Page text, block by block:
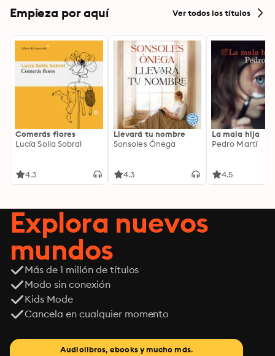
Empieza por aquí Ver todos los títulos
Comerás flores
Lucía Solla Sobral
4.3
Llevará tu nombre
Sonsoles Ónega
4.3
La mala hija
Pedro Martí
4.5
Explora nuevos
mundos
Más de 1 millón de títulos
Modo sin conexión
Kids Mode
Cancela en cualquier momento
Audiolibros, ebooks y mucho más.